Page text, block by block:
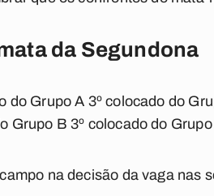
da Segundona
do Grupo A 3º colocado do
Grupo B 3º colocado do
na decisão da vaga nas